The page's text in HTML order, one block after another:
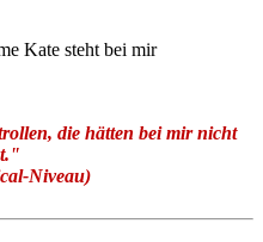
Kate steht bei mir
die hätten bei mir nicht
Niveau)